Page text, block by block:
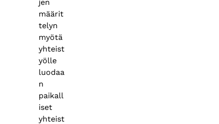
jen
määrit
telyn
myötä
yhteist
yölle
luodaa
n
paikall
iset
yhteist